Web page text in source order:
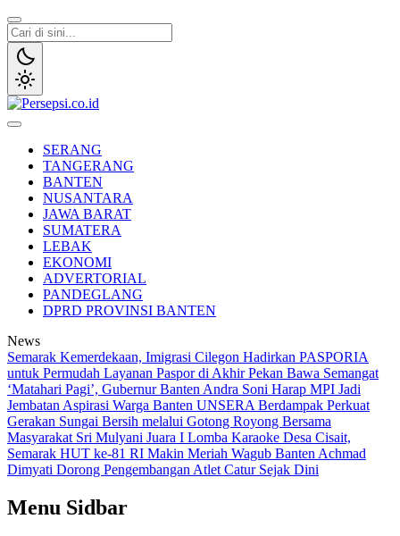
Lewati
ke
konten
SERANG
TANGERANG
BANTEN
NUSANTARA
JAWA BARAT
SUMATERA
LEBAK
EKONOMI
ADVERTORIAL
PANDEGLANG
DPRD PROVINSI BANTEN
News
Semarak Kemerdekaan, Imigrasi Cilegon Hadirkan PASPORIA
untuk Permudah Layanan Paspor di Akhir Pekan Bawa Semangat
‘Matahari Pagi’, Gubernur Banten Andra Soni Harap MPI Jadi
Jembatan Aspirasi Warga Banten UNSERA Berdampak Perkuat
Gerakan Sungai Bersih melalui Gotong Royong Bersama
Masyarakat Sri Mulyani Juara I Lomba Karaoke Desa Cisait,
Semarak HUT ke-81 RI Makin Meriah Wagub Banten Achmad
Dimyati Dorong Pengembangan Atlet Catur Sejak Dini
Menu Sidbar